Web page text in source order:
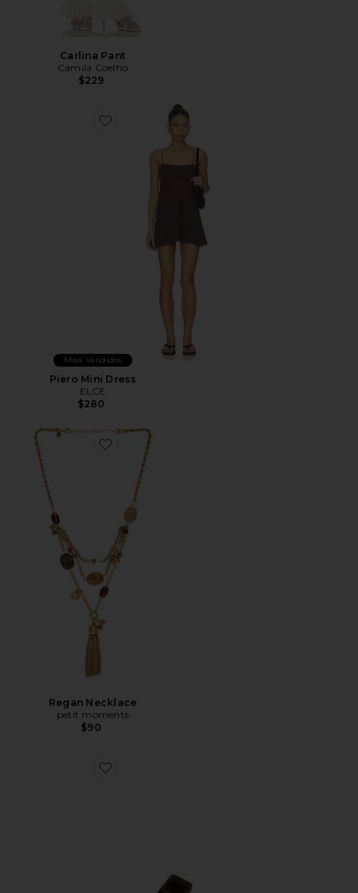
Carlina Pant
Camila Coelho
$229
Favorite Piero Mini Dress
Mais Vendidos
Piero Mini Dress
ELCE
$280
Favorite Regan Necklace
Regan Necklace
petit moments
$90
Favorite Julio Sandal